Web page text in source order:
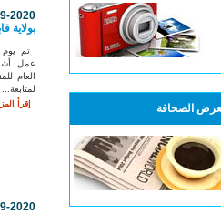
الصحافة
2020
بولاية
عمل
العام
لمتابعة...
إقرأ
2020